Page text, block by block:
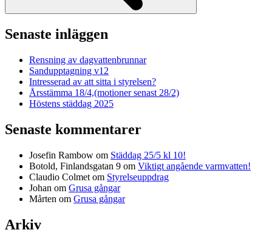
Senaste inläggen
Rensning av dagvattenbrunnar
Sandupptagning v12
Intresserad av att sitta i styrelsen?
Årsstämma 18/4,(motioner senast 28/2)
Höstens städdag 2025
Senaste kommentarer
Josefin Rambow om Städdag 25/5 kl 10!
Botold, Finlandsgatan 9 om Viktigt angående varmvatten!
Claudio Colmet om Styrelseuppdrag
Johan om Grusa gångar
Mårten om Grusa gångar
Arkiv